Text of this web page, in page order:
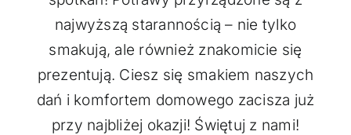
najwyższą starannością – nie tylko
smakują, ale również znakomicie się
prezentują. Ciesz się smakiem naszych
dań i komfortem domowego zacisza już
przy najbliżej okazji! Świętuj z nami!